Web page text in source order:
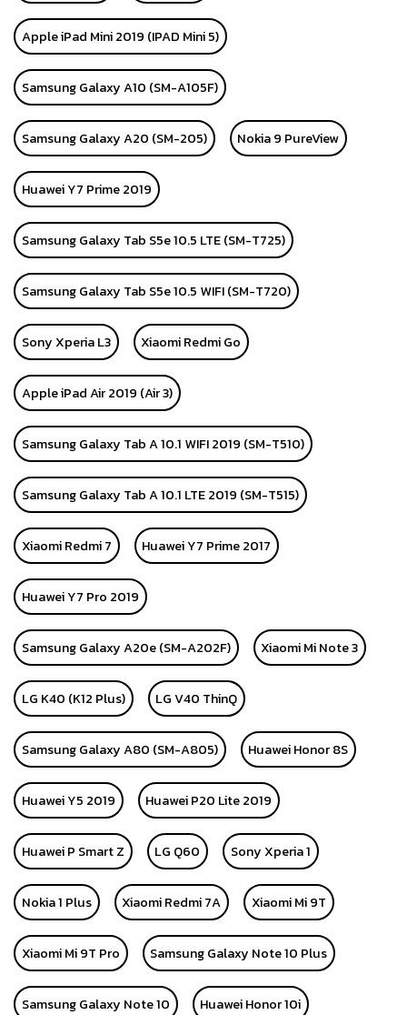
Apple iPad Mini 2019 (IPAD Mini 5)
Samsung Galaxy A10 (SM-A105F)
Samsung Galaxy A20 (SM-205) Nokia 9 PureView
Huawei Y7 Prime 2019
Samsung Galaxy Tab S5e 10.5 LTE (SM-T725)
Samsung Galaxy Tab S5e 10.5 WIFI (SM-T720)
Sony Xperia L3 Xiaomi Redmi Go
Apple iPad Air 2019 (Air 3)
Samsung Galaxy Tab A 10.1 WIFI 2019 (SM-T510)
Samsung Galaxy Tab A 10.1 LTE 2019 (SM-T515)
Xiaomi Redmi 7 Huawei Y7 Prime 2017
Huawei Y7 Pro 2019
Samsung Galaxy A20e (SM-A202F) Xiaomi Mi Note 3
LG K40 (K12 Plus) LG V40 ThinQ
Samsung Galaxy A80 (SM-A805) Huawei Honor 8S
Huawei Y5 2019 Huawei P20 Lite 2019
Huawei P Smart Z LG Q60 Sony Xperia 1
Nokia 1 Plus Xiaomi Redmi 7A Xiaomi Mi 9T
Xiaomi Mi 9T Pro Samsung Galaxy Note 10 Plus
Samsung Galaxy Note 10 Huawei Honor 10i